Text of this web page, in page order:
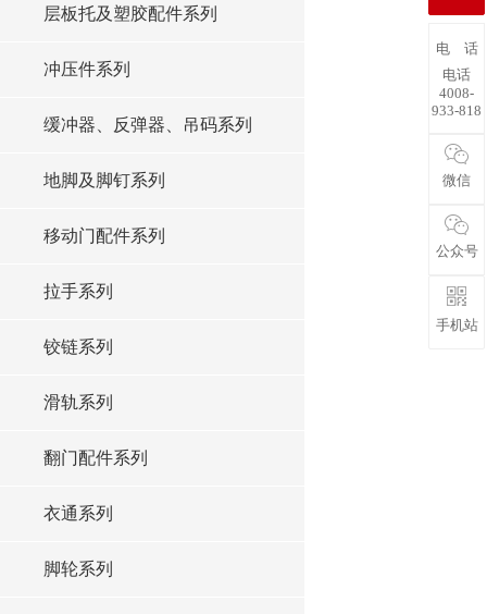
层板托及塑胶配件系列
冲压件系列
缓冲器、反弹器、吊码系列
地脚及脚钉系列
移动门配件系列
拉手系列
铰链系列
滑轨系列
翻门配件系列
衣通系列
脚轮系列
电 话
电话
4008-
933-818
微信
公众号
手机站